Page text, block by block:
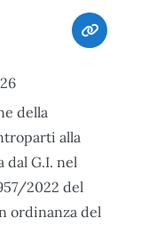
della
alla
G.I. nel
2022 del
ordinanza del